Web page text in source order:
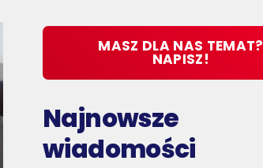
MASZ DLA NAS TEMAT?
NAPISZ!
Najnowsze
wiadomości